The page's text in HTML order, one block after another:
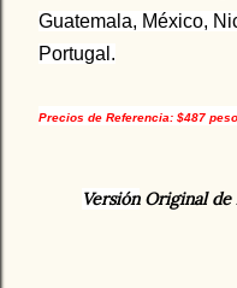
Guatemala, México,
Portugal.
Precios de Referencia: $487
VersiónOriginal de